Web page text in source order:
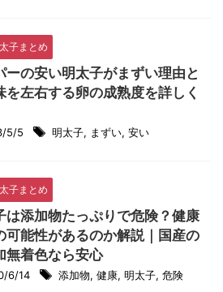
子まとめ
ーの安い明太子がまずい理由と
を左右する卵の成熟度を詳しく
5/5 明太子, まずい, 安い
子まとめ
は添加物たっぷりで危険？健康
可能性があるのか解説｜国産の
無着色なら安心
6/14 添加物, 健康, 明太子, 危険